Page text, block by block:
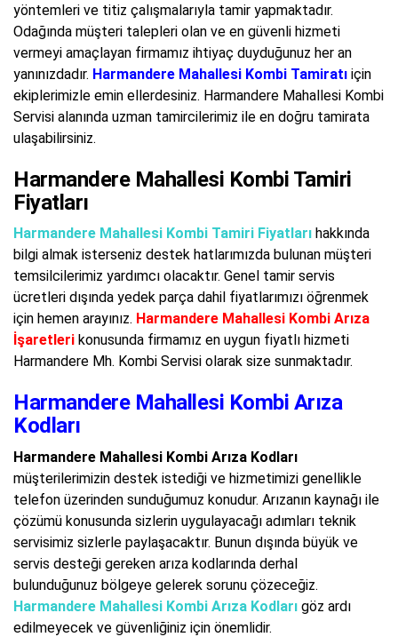
yöntemleri ve titiz çalışmalarıyla tamir yapmaktadır.
Odağında müşteri talepleri olan ve en güvenli hizmeti
vermeyi amaçlayan firmamız ihtiyaç duyduğunuz her an
yanınızdadır. Harmandere Mahallesi Kombi Tamiratı için
ekiplerimizle emin ellerdesiniz. Harmandere Mahallesi Kombi
Servisi alanında uzman tamircilerimiz ile en doğru tamirata
ulaşabilirsiniz.
Harmandere Mahallesi Kombi Tamiri
Fiyatları
Harmandere Mahallesi Kombi Tamiri Fiyatları hakkında
bilgi almak isterseniz destek hatlarımızda bulunan müşteri
temsilcilerimiz yardımcı olacaktır. Genel tamir servis
ücretleri dışında yedek parça dahil fiyatlarımızı öğrenmek
için hemen arayınız. Harmandere Mahallesi Kombi Arıza
İşaretleri konusunda firmamız en uygun fiyatlı hizmeti
Harmandere Mh. Kombi Servisi olarak size sunmaktadır.
Harmandere Mahallesi Kombi Arıza
Kodları
Harmandere Mahallesi Kombi Arıza Kodları
müşterilerimizin destek istediği ve hizmetimizi genellikle
telefon üzerinden sunduğumuz konudur. Arızanın kaynağı ile
çözümü konusunda sizlerin uygulayacağı adımları teknik
servisimiz sizlerle paylaşacaktır. Bunun dışında büyük ve
servis desteği gereken arıza kodlarında derhal
bulunduğunuz bölgeye gelerek sorunu çözeceğiz.
Harmandere Mahallesi Kombi Arıza Kodları göz ardı
edilmeyecek ve güvenliğiniz için önemlidir.